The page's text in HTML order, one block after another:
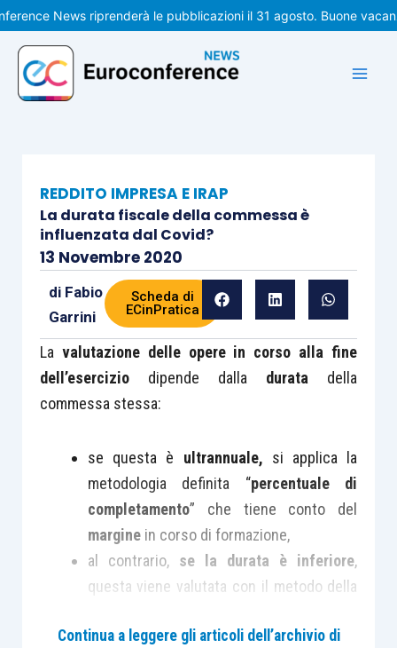
Vai
al
contenuto
News riprenderà le pubblicazioni il 31 agosto. Buone vacanze!
REDDITO IMPRESA E IRAP
La durata fiscale della commessa è
influenzata dal Covid?
13 Novembre 2020
di Fabio
Garrini
Scheda di
ECinPratica
La valutazione delle opere in corso alla fine
dell’eserciziodipende dalla durata della
commessa stessa:
se questa è ultrannuale, si applica la
metodologia definita “percentuale di
completamento” che tiene conto del
marginein corso di formazione,
al contrario, se la durata è inferiore,
questa viene valutata con il metodo della
costi materialmente sostenutied
Continua a leggere gli articoli dell’archivio di